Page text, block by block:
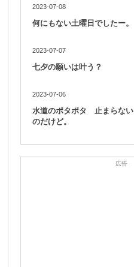
2023-07-08
何にもない土曜日でしたー。
2023-07-07
七夕の願いは叶う？
2023-07-06
水道のポタポタ 止まらない
のだけど。
広告